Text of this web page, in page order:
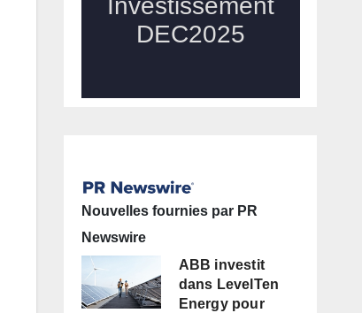
Nouvelles fournies par PR
Newswire
ABB investit
dans LevelTen
Energy pour